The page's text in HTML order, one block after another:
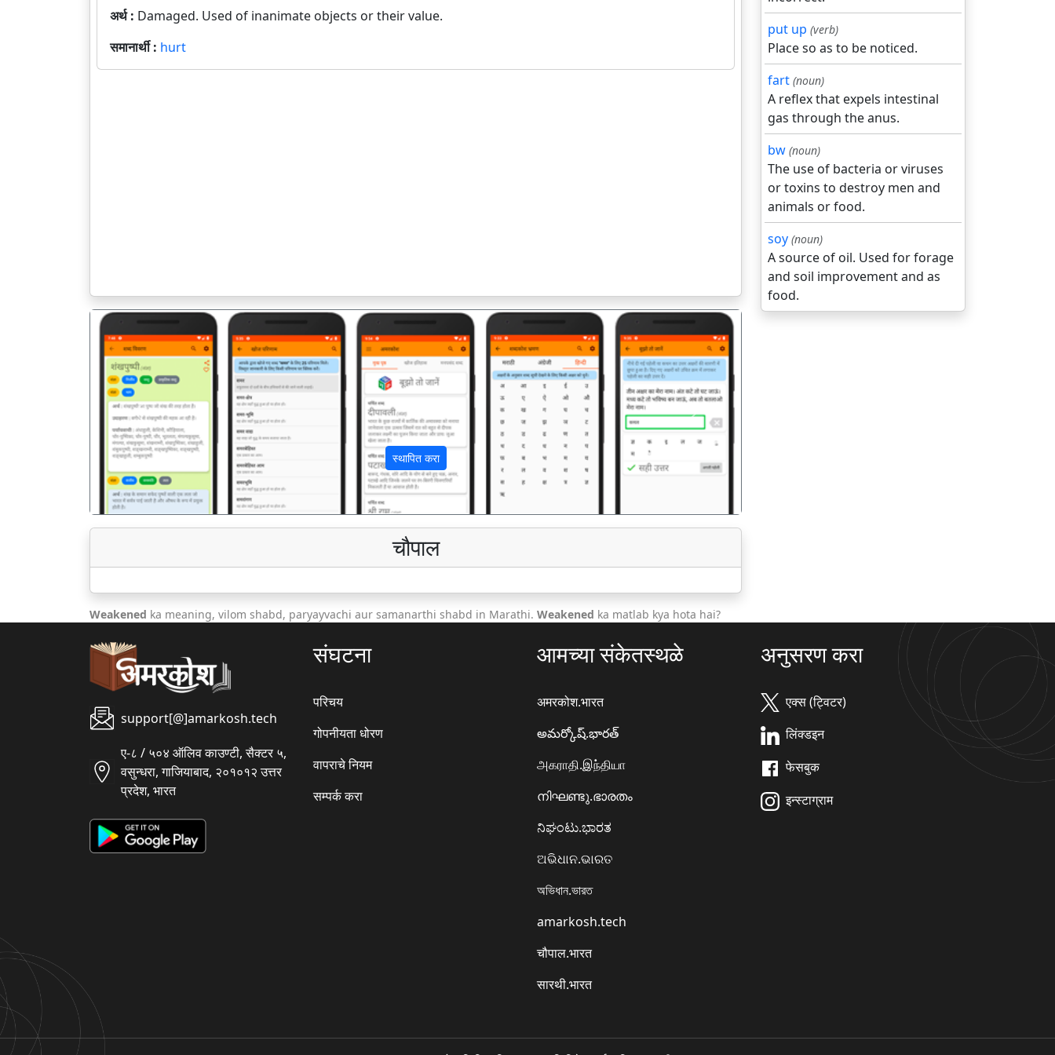
अर्थ : Damaged. Used of inanimate objects or their value.
समानार्थी : hurt
स्थापित करा
पिछला अगला
चौपाल
put up (verb)
Place so as to be noticed.
fart (noun)
A reflex that expels intestinal
gas through the anus.
bw (noun)
The use of bacteria or viruses
or toxins to destroy men and
animals or food.
soy (noun)
A source of oil. Used for forage
and soil improvement and as
food.
Weakened ka meaning, vilom shabd, paryayvachi aur samanarthi shabd in Marathi. Weakened ka matlab kya hota hai?
support[@]amarkosh.tech
ए-८ / ५०४ ऑलिव काउण्टी, सैक्टर ५,
वसुन्धरा, गाजियाबाद, २०१०१२ उत्तर
प्रदेश, भारत
संघटना
परिचय
गोपनीयता धोरण
वापराचे नियम
सम्पर्क करा
आमच्या संकेतस्थळे
अमरकोश.भारत
అమర్కోష్.భారత్
அகராதி.இந்தியா
നിഘണ്ടു.ഭാരതം
ನಿಘಂಟು.ಭಾರತ
ଅଭିଧାନ.ଭାରତ
অভিধান.ভারত
amarkosh.tech
चौपाल.भारत
सारथी.भारत
अनुसरण करा
एक्स (ट्विटर)
लिंक्डइन
फेसबुक
इन्स्टाग्राम